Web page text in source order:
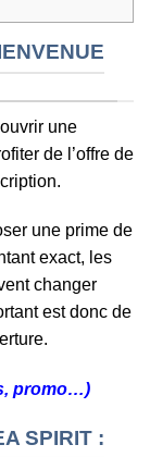
une
de l’offre de
une prime de
exact, les
changer
est donc de
promo…)
SPIRIT :